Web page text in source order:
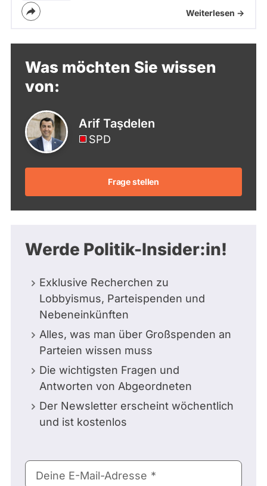
Weiterlesen ->
Was möchten Sie wissen
von:
Arif Taşdelen
SPD
Frage stellen
Werde Politik-Insider:in!
Exklusive Recherchen zu
Lobbyismus, Parteispenden und
Nebeneinkünften
Alles, was man über Großspenden an
Parteien wissen muss
Die wichtigsten Fragen und
Antworten von Abgeordneten
Der Newsletter erscheint wöchentlich
und ist kostenlos
E-
Deine E-Mail-Adresse